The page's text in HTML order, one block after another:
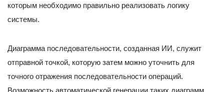
которым необходимо правильно реализовать логику
системы.
Диаграмма последовательности, созданная ИИ, служит
отправной точкой, которую затем можно уточнить для
точного отражения последовательности операций.
Возможность автоматической генерации таких диаграмм